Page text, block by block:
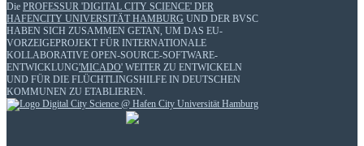
Die PROFESSUR 'DIGITAL CITY SCIENCE' DER
HAFENCITY UNIVERSITÄT HAMBURG UND DER BVSC
HABEN SICH ZUSAMMEN GETAN, UM DAS EU-
VORZEIGEPROJEKT FÜR INTERNATIONALE
KOLLABORATIVE OPEN-SOURCE-SOFTWARE-
ENTWICKLUNG'MICADO' WEITER ZU ENTWICKELN
UND FÜR DIE FLÜCHTLINGSHILFE IN DEUTSCHEN
KOMMUNEN ZU ETABLIEREN.